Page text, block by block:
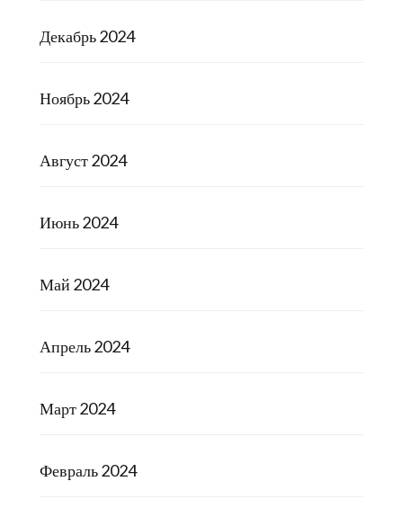
Декабрь 2024
Ноябрь 2024
Август 2024
Июнь 2024
Май 2024
Апрель 2024
Март 2024
Февраль 2024